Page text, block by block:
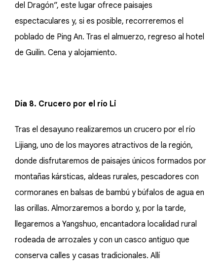
del Dragón”, este lugar ofrece paisajes
espectaculares y, si es posible, recorreremos el
poblado de Ping An. Tras el almuerzo, regreso al hotel
de Guilin. Cena y alojamiento.
Día 8. Crucero por el río Li
Tras el desayuno realizaremos un crucero por el río
Lijiang, uno de los mayores atractivos de la región,
donde disfrutaremos de paisajes únicos formados por
montañas kársticas, aldeas rurales, pescadores con
cormoranes en balsas de bambú y búfalos de agua en
las orillas. Almorzaremos a bordo y, por la tarde,
llegaremos a Yangshuo, encantadora localidad rural
rodeada de arrozales y con un casco antiguo que
conserva calles y casas tradicionales. Allí